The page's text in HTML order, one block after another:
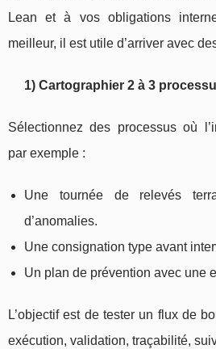
Lean et à vos obligations
meilleur, il est utile d’arriver avec
1) Cartographier 2 à 3
Sélectionnez des processus où
par exemple :
Une tournée de relevés
d’anomalies.
Une consignation type avant
Un plan de prévention avec une
L’objectif est de tester un flux de
exécution, validation, traçabilité,